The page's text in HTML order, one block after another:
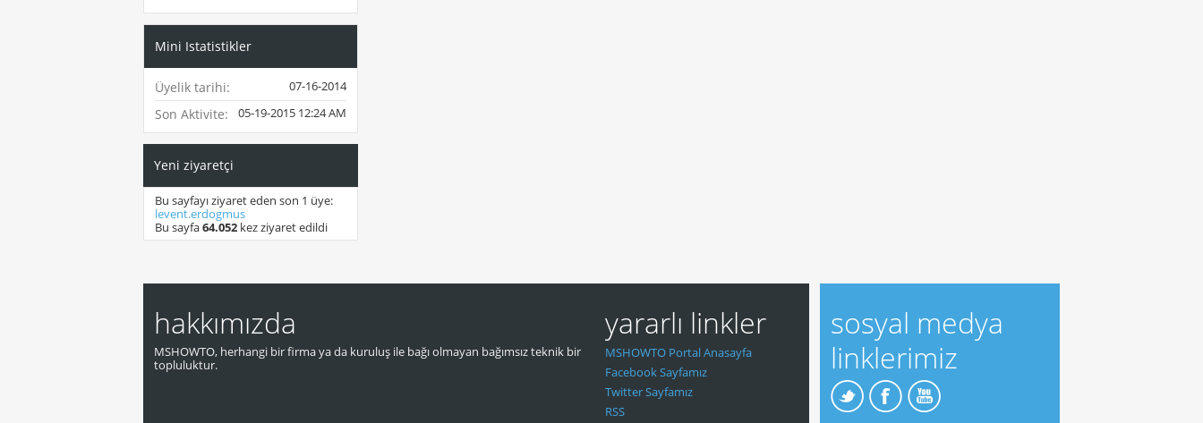
Mini Istatistikler
Üyelik tarihi 07-16-2014
Son Aktivite 05-19-2015 12:24 AM
Yeni ziyaretçi
Bu sayfayı ziyaret eden son 1 üye:
levent.erdogmus
Bu sayfa64.052 kez ziyaret edildi
hakkımızda
MSHOWTO, herhangi bir firma ya da kuruluş ile bağı olmayan bağımsız teknik bir
topluluktur.
yararlı linkler
MSHOWTO Portal Anasayfa
Facebook Sayfamız
Twitter Sayfamız
RSS
sosyal medya
linklerimiz